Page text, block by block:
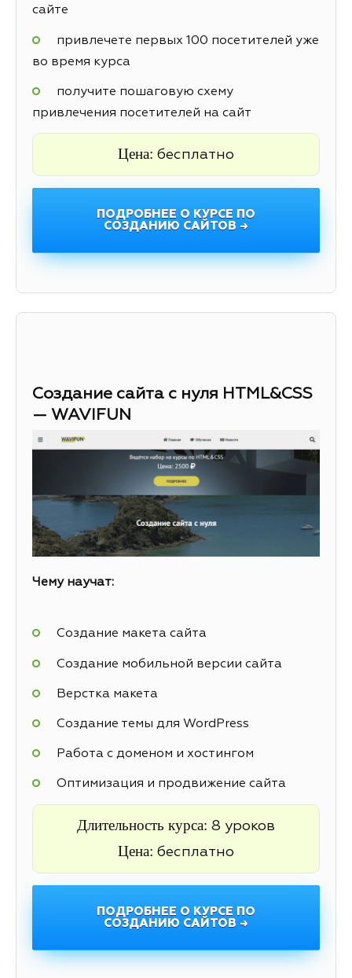
сайте
привлечете первых 100 посетителей уже
во время курса
получите пошаговую схему
привлечения посетителей на сайт
Цена: бесплатно
ПОДРОБНЕЕ О КУРСЕ ПО
СОЗДАНИЮ САЙТОВ →
Создание сайта с нуля HTML&CSS
— WAVIFUN
Чему научат:
Создание макета сайта
Создание мобильной версии сайта
Верстка макета
Создание темы для WordPress
Работа с доменом и хостингом
Оптимизация и продвижение сайта
Длительность курса: 8 уроков
Цена: бесплатно
ПОДРОБНЕЕ О КУРСЕ ПО
СОЗДАНИЮ САЙТОВ →